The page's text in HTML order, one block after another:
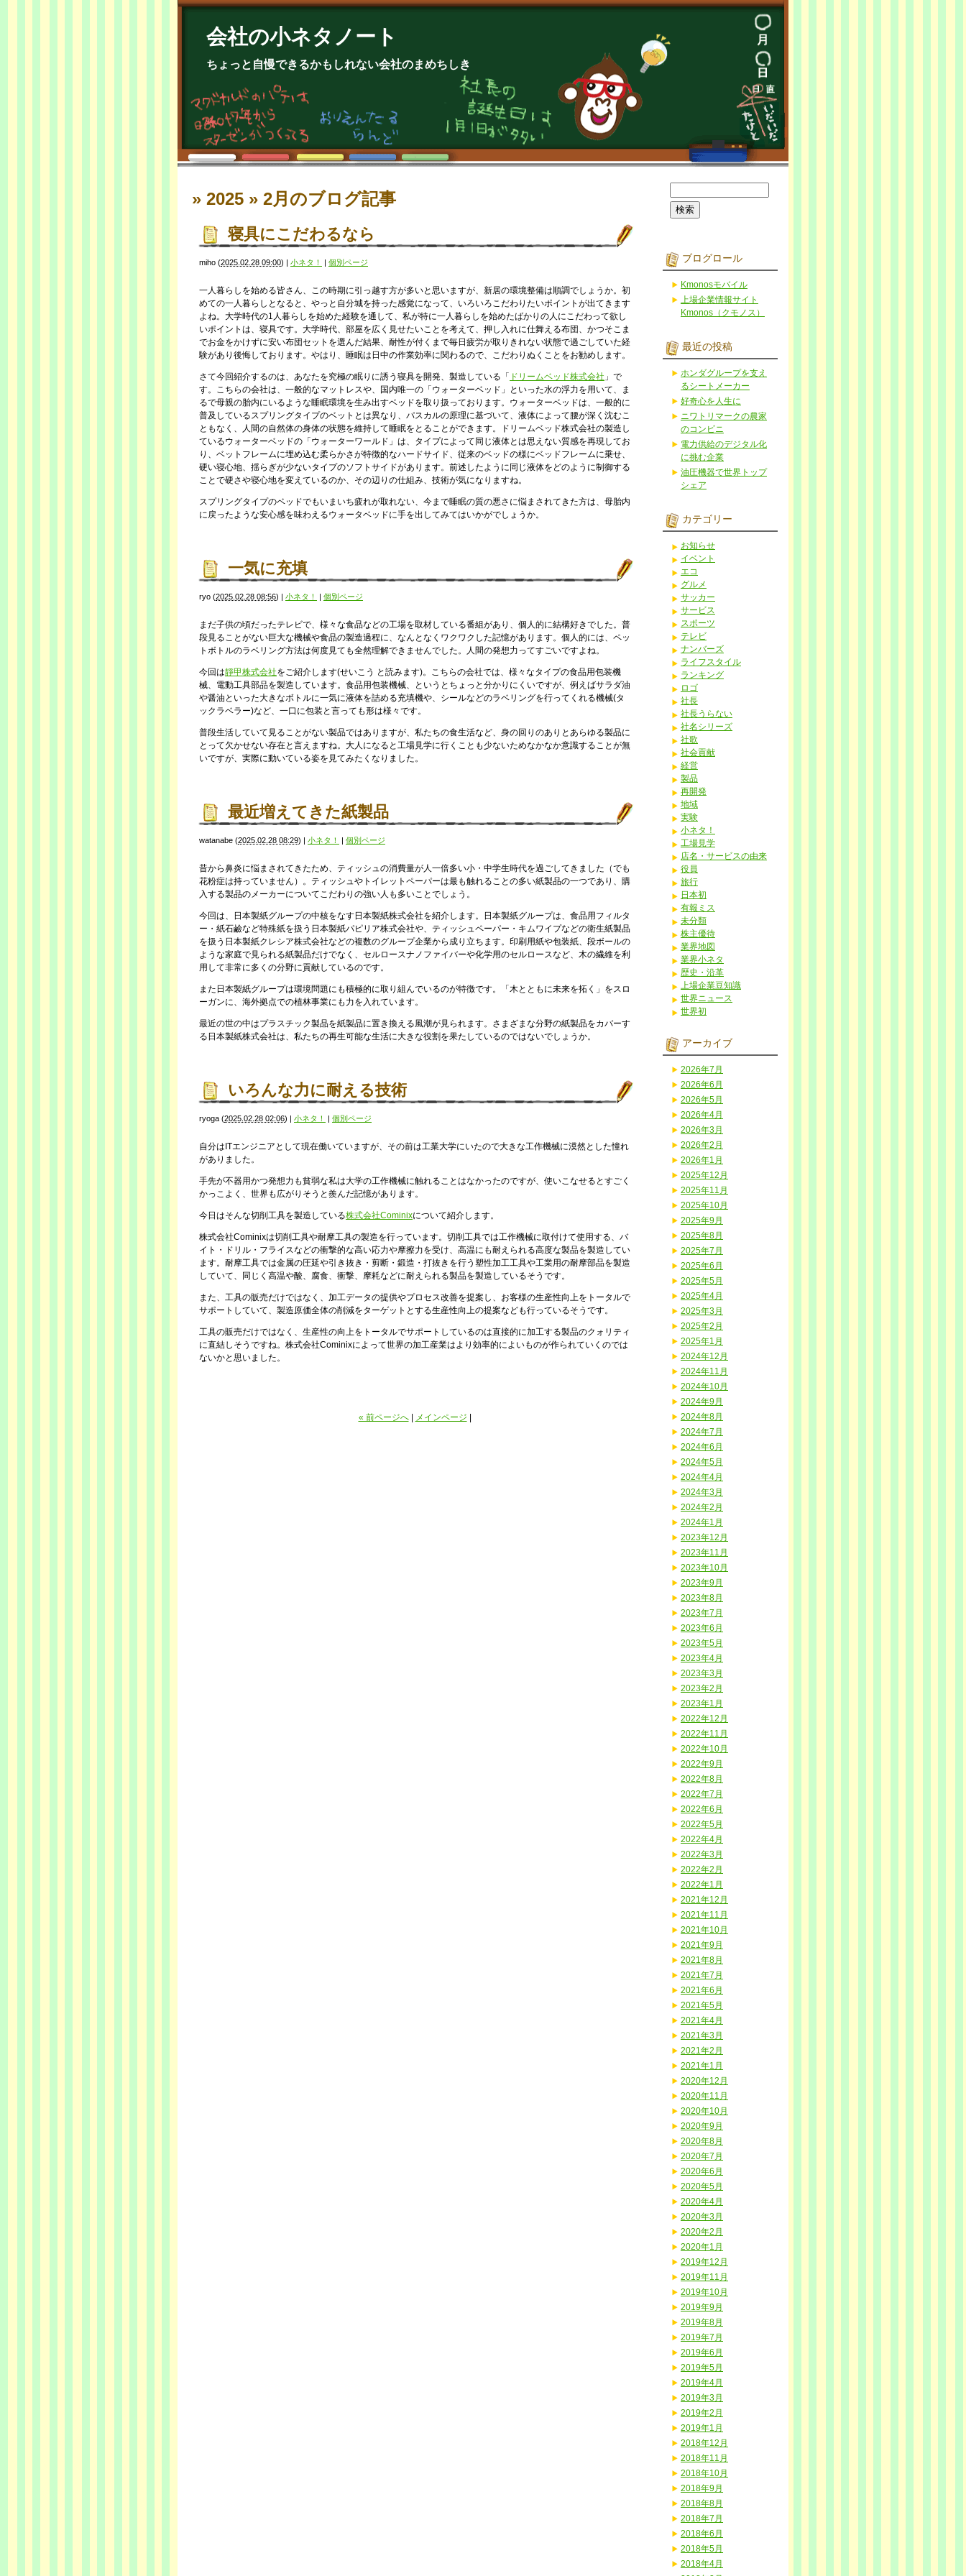
会社の小ネタノート
ちょっと自慢できるかもしれない会社のまめちしき
» 2025 » 2月 のブログ記事
寝具にこだわるなら
miho (2025.02.28 09:00) | 小ネタ！ | 個別ページ
一人暮らしを始める皆さん、この時期に引っ越す方が多いと思いますが、新居の環境整備は順調でしょうか。初
めての一人暮らしとなると、やっと自分城を持った感覚になって、いろいろこだわりたいポイントが出てきます
よね。大学時代の1人暮らしを始めた経験を通して、私が特に一人暮らしを始めたばかりの人にこだわって欲し
いポイントは、寝具です。大学時代、部屋を広く見せたいことを考えて、押し入れに仕舞える布団、かつそこま
でお金をかけずに安い布団セットを選んだ結果、耐性が付くまで毎日疲労が取りきれない状態で過ごしていた経
験があり後悔しております。やはり、睡眠は日中の作業効率に関わるので、こだわりぬくことをお勧めします。
さて今回紹介するのは、あなたを究極の眠りに誘う寝具を開発、製造している「 ドリームベッド株式会社 」で
す。こちらの会社は、一般的なマットレスや、国内唯一の「ウォーターベッド」といった水の浮力を用いて、ま
るで母親の胎内にいるような睡眠環境を生み出すベッドを取り扱っております。ウォーターベッドは、一般的に
普及しているスプリングタイプのベットとは異なり、パスカルの原理に基づいて、液体によって腰が深く沈むこ
ともなく、人間の自然体の身体の状態を維持して睡眠をとることができます。ドリームベッド株式会社の製造し
ているウォーターベッドの「ウォーターワールド」は、タイプによって同じ液体とは思えない質感を再現してお
り、ベットフレームに埋め込む柔らかさが特徴的なハードサイド、従来のベッドの様にベッドフレームに乗せ、
硬い寝心地、揺らぎが少ないタイプのソフトサイドがあります。前述したように同じ液体をどのように制御する
ことで硬さや寝心地を変えているのか、その辺りの仕組み、技術が気になりますね。
スプリングタイプのベッドでもいまいち疲れが取れない、今まで睡眠の質の悪さに悩まされてきた方は、母胎内
に戻ったような安心感を味わえるウォータベッドに手を出してみてはいかがでしょうか。
一気に充填
ryo (2025.02.28 08:56) | 小ネタ！ | 個別ページ
まだ子供の頃だったテレビで、様々な食品などの工場を取材している番組があり、個人的に結構好きでした。普
段見ることがない巨大な機械や食品の製造過程に、なんとなくワクワクした記憶があります。個人的には、ペッ
トボトルのラベリング方法は何度見ても全然理解できませんでした。人間の発想力ってすごいですよね。
今回は靜甲株式会社をご紹介します(せいこう と読みます)。こちらの会社では、様々なタイプの食品用包装機
械、電動工具部品を製造しています。食品用包装機械、というとちょっと分かりにくいですが、例えばサラダ油
や醤油といった大きなボトルに一気に液体を詰める充填機や、シールなどのラベリングを行ってくれる機械(タ
ックラベラー)など、一口に包装と言っても形は様々です。
普段生活していて見ることがない製品ではありますが、私たちの食生活など、身の回りのありとあらゆる製品に
とって欠かせない存在と言えますね。大人になると工場見学に行くことも少ないためなかなか意識することが無
いですが、実際に動いている姿を見てみたくなりました。
最近増えてきた紙製品
watanabe (2025.02.28 08:29) | 小ネタ！ | 個別ページ
昔から鼻炎に悩まされてきたため、ティッシュの消費量が人一倍多い小・中学生時代を過ごしてきました（でも
花粉症は持っていません）。ティッシュやトイレットペーパーは最も触れることの多い紙製品の一つであり、購
入する製品のメーカーについてこだわりの強い人も多いことでしょう。
今回は、日本製紙グループの中核をなす日本製紙株式会社を紹介します。日本製紙グループは、食品用フィルタ
ー・紙石鹼など特殊紙を扱う日本製紙パピリア株式会社や、ティッシュペーパー・キムワイプなどの衛生紙製品
を扱う日本製紙クレシア株式会社などの複数のグループ企業から成り立ちます。印刷用紙や包装紙、段ボールの
ような家庭で見られる紙製品だけでなく、セルロースナノファイバーや化学用のセルロースなど、木の繊維を利
用して非常に多くの分野に貢献しているのです。
また日本製紙グループは環境問題にも積極的に取り組んでいるのが特徴です。「木とともに未来を拓く」をスロ
ーガンに、海外拠点での植林事業にも力を入れています。
最近の世の中はプラスチック製品を紙製品に置き換える風潮が見られます。さまざまな分野の紙製品をカバーす
る日本製紙株式会社は、私たちの再生可能な生活に大きな役割を果たしているのではないでしょうか。
いろんな力に耐える技術
ryoga (2025.02.28 02:06) | 小ネタ！ | 個別ページ
自分はITエンジニアとして現在働いていますが、その前は工業大学にいたので大きな工作機械に漠然とした憧れ
がありました。
手先が不器用かつ発想力も貧弱な私は大学の工作機械に触れることはなかったのですが、使いこなせるとすごく
かっこよく、世界も広がりそうと羨んだ記憶があります。
今日はそんな切削工具を製造している株式会社Cominixについて紹介します。
株式会社Cominixは切削工具や耐摩工具の製造を行っています。切削工具では工作機械に取付けて使用する、バ
イト・ドリル・フライスなどの衝撃的な高い応力や摩擦力を受け、高温にも耐えられる高度な製品を製造してい
ます。耐摩工具では金属の圧延や引き抜き・剪断・鍛造・打抜きを行う塑性加工工具や工業用の耐摩部品を製造
していて、同じく高温や酸、腐食、衝撃、摩耗などに耐えられる製品を製造しているそうです。
また、工具の販売だけではなく、加工データの提供やプロセス改善を提案し、お客様の生産性向上をトータルで
サポートしていて、製造原価全体の削減をターゲットとする生産性向上の提案なども行っているそうです。
工具の販売だけではなく、生産性の向上をトータルでサポートしているのは直接的に加工する製品のクォリティ
に直結しそうですね。株式会社Cominixによって世界の加工産業はより効率的によいものが作られていくのでは
ないかと思いました。
« 前ページへ| メインページ
ブログロール
Kmonosモバイル
上場企業情報サイト
Kmonos（クモノス）
最近の投稿
ホンダグループを支え
るシートメーカー
好奇心を人生に
ニワトリマークの農家
のコンビニ
電力供給のデジタル化
に挑む企業
油圧機器で世界トップ
シェア
カテゴリー
お知らせ
イベント
エコ
グルメ
サッカー
サービス
スポーツ
テレビ
ナンバーズ
ライフスタイル
ランキング
ロゴ
社長
社長うらない
社名シリーズ
社歌
社会貢献
経営
製品
再開発
地域
実験
小ネタ！
工場見学
店名・サービスの由来
役員
旅行
日本初
有報ミス
未分類
株主優待
業界地図
業界小ネタ
歴史・沿革
上場企業豆知識
世界ニュース
世界初
アーカイブ
2026年7月
2026年6月
2026年5月
2026年4月
2026年3月
2026年2月
2026年1月
2025年12月
2025年11月
2025年10月
2025年9月
2025年8月
2025年7月
2025年6月
2025年5月
2025年4月
2025年3月
2025年2月
2025年1月
2024年12月
2024年11月
2024年10月
2024年9月
2024年8月
2024年7月
2024年6月
2024年5月
2024年4月
2024年3月
2024年2月
2024年1月
2023年12月
2023年11月
2023年10月
2023年9月
2023年8月
2023年7月
2023年6月
2023年5月
2023年4月
2023年3月
2023年2月
2023年1月
2022年12月
2022年11月
2022年10月
2022年9月
2022年8月
2022年7月
2022年6月
2022年5月
2022年4月
2022年3月
2022年2月
2022年1月
2021年12月
2021年11月
2021年10月
2021年9月
2021年8月
2021年7月
2021年6月
2021年5月
2021年4月
2021年3月
2021年2月
2021年1月
2020年12月
2020年11月
2020年10月
2020年9月
2020年8月
2020年7月
2020年6月
2020年5月
2020年4月
2020年3月
2020年2月
2020年1月
2019年12月
2019年11月
2019年10月
2019年9月
2019年8月
2019年7月
2019年6月
2019年5月
2019年4月
2019年3月
2019年2月
2019年1月
2018年12月
2018年11月
2018年10月
2018年9月
2018年8月
2018年7月
2018年6月
2018年5月
2018年4月